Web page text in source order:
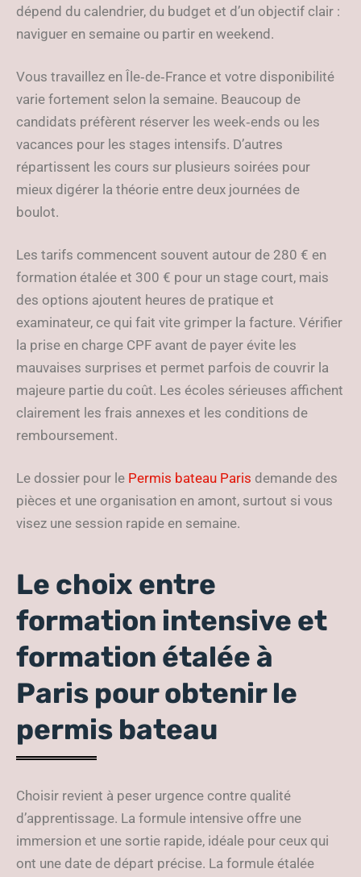
dépend du calendrier, du budget et d’un objectif clair :
naviguer en semaine ou partir en weekend.
Vous travaillez en Île‑de‑France et votre disponibilité
varie fortement selon la semaine. Beaucoup de
candidats préfèrent réserver les week‑ends ou les
vacances pour les stages intensifs. D’autres
répartissent les cours sur plusieurs soirées pour
mieux digérer la théorie entre deux journées de
boulot.
Les tarifs commencent souvent autour de 280 € en
formation étalée et 300 € pour un stage court, mais
des options ajoutent heures de pratique et
examinateur, ce qui fait vite grimper la facture. Vérifier
la prise en charge CPF avant de payer évite les
mauvaises surprises et permet parfois de couvrir la
majeure partie du coût. Les écoles sérieuses affichent
clairement les frais annexes et les conditions de
remboursement.
Le dossier pour le Permis bateau Paris demande des
pièces et une organisation en amont, surtout si vous
visez une session rapide en semaine.
Le choix entre
formation intensive et
formation étalée à
Paris pour obtenir le
permis bateau
Choisir revient à peser urgence contre qualité
d’apprentissage. La formule intensive offre une
immersion et une sortie rapide, idéale pour ceux qui
ont une date de départ précise. La formule étalée